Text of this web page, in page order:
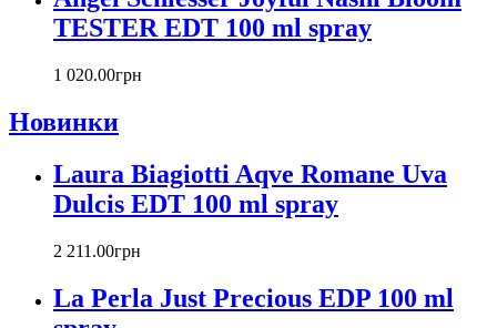
Cartier
Chanel
Charriol
Chloe
Christian Audigier
Christian Dior
Christian Lacroix
Cindy Crawford
Clinique
Clive Christian
TESTER EDT 100 ml spray
1 020.00грн
Новинки
Laura Biagiotti Aqve Romane Uva
Dulcis EDT 100 ml spray
2 211 .00грн
La Perla Just Precious EDP 100 ml